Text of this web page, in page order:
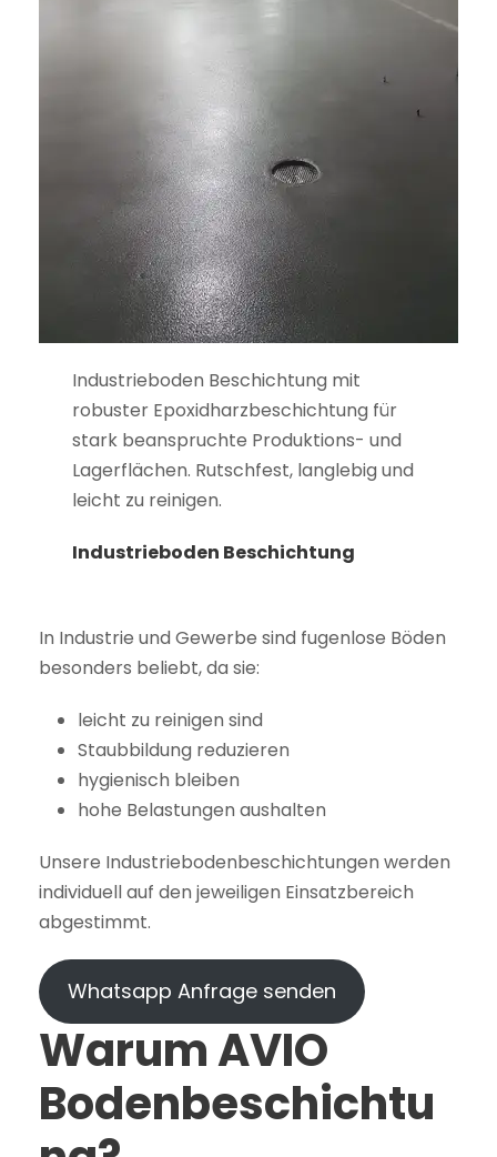
Industrieboden Beschichtung mit
robuster Epoxidharzbeschichtung für
stark beanspruchte Produktions- und
Lagerflächen. Rutschfest, langlebig und
leicht zu reinigen.
Industrieboden Beschichtung
In Industrie und Gewerbe sind fugenlose Böden
besonders beliebt, da sie:
leicht zu reinigen sind
Staubbildung reduzieren
hygienisch bleiben
hohe Belastungen aushalten
Unsere Industriebodenbeschichtungen werden
individuell auf den jeweiligen Einsatzbereich
abgestimmt.
Whatsapp Anfrage senden
Warum AVIO
Bodenbeschichtu